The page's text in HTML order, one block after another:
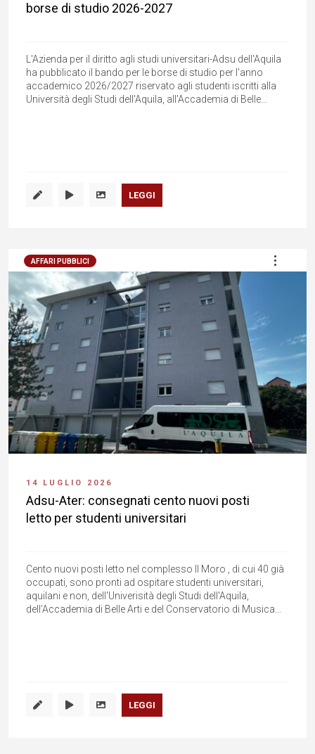
borse di studio 2026-2027
L'Azienda per il diritto agli studi universitari-Adsu dell'Aquila
ha pubblicato il bando per le borse di studio per l'anno
accademico 2026/2027 riservato agli studenti iscritti alla
Università degli Studi dell'Aquila, all'Accademia di Belle...
LEGGI
AFFARI PUBBLICI
14 LUGLIO 2026
Adsu-Ater: consegnati cento nuovi posti
letto per studenti universitari
Cento nuovi posti letto nel complesso Il Moro , di cui 40 già
occupati, sono pronti ad ospitare studenti universitari,
aquilani e non, dell'Univerisità degli Studi dell'Aquila,
dell’Accademia di Belle Arti e del Conservatorio di Musica...
LEGGI